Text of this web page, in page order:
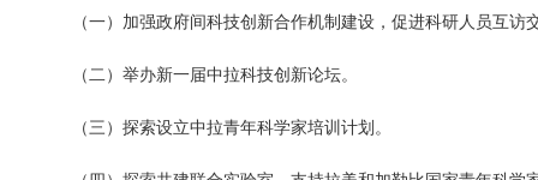
（一）加强政府间科技创新合作机制建设，促进科研人员互
（二）举办新一届中拉科技创新论坛。
（三）探索设立中拉青年科学家培训计划。